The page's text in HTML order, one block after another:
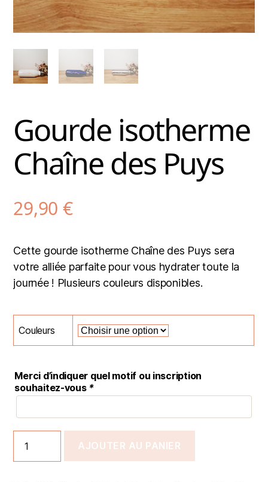
Gourde isotherme
Chaîne des Puys
29,90 €
Cette gourde isotherme Chaîne des Puys sera
votre alliée parfaite pour vous hydrater toute la
journée ! Plusieurs couleurs disponibles.
Couleurs
Merci d’indiquer quel motif ou inscription
souhaitez-vous *
AJOUTER AU PANIER